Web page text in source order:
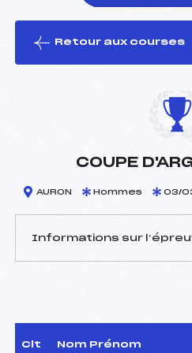
le ski
Retour aux courses
COUPE
AURON Hommes 03/
Informations sur
Arbitre :
Assistant :
Clt Nom Prénom